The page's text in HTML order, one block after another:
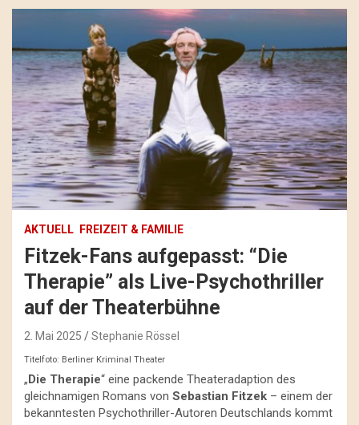
AKTUELL FREIZEIT & FAMILIE
Fitzek-Fans aufgepasst: “Die
Therapie” als Live-Psychothriller
auf der Theaterbühne
2. Mai 2025 Stephanie Rössel
Titelfoto: Berliner Kriminal Theater
„Die Therapie“ eine packende Theateradaption des
gleichnamigen Romans von Sebastian Fitzek – einem der
bekanntesten Psychothriller-Autoren Deutschlands kommt